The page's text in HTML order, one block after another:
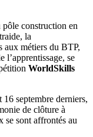
pôle construction en
la
aux métiers du BTP,
l’apprentissage, se
WorldSkills
septembre derniers,
de clôture à
se sont affrontés au